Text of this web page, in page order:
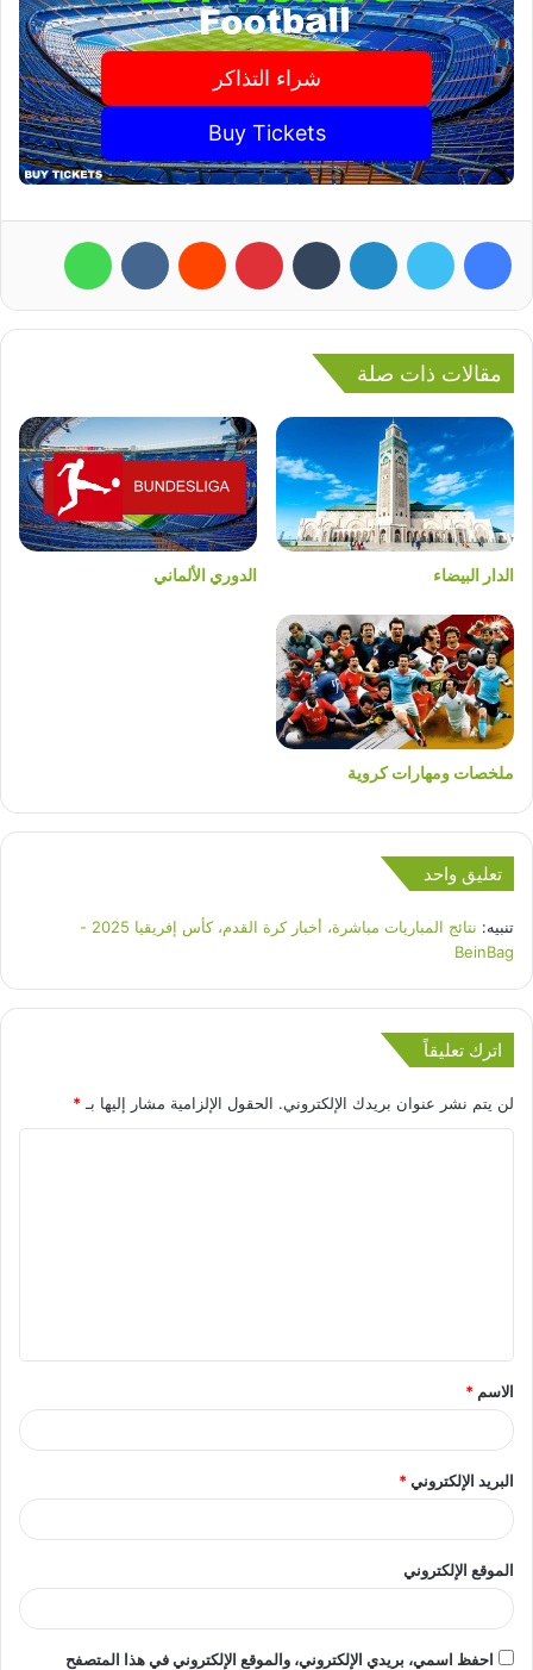
شراء التذاكر
Buy Tickets
فيسبوك تويتر لينكدإن بينتيريست
مقالات ذات صلة
الدار البيضاء الدوري الألماني
ملخصات ومهارات كروية
تعليق واحد
تنبيه:
نتائج المباريات مباشرة، أخبار كرة القدم، كأس إفريقيا 2025 -
BeinBag
اترك تعليقاً
لن يتم نشر عنوان بريدك الإلكتروني. الحقول الإلزامية مشار إليها بـ *
الاسم *
البريد الإلكتروني*
الموقع الإلكتروني
احفظ اسمي، بريدي الإلكتروني، والموقع الإلكتروني في هذا المتصفح